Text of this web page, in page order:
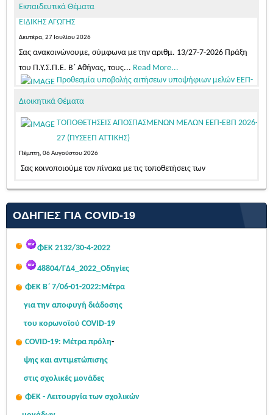
Εκπαιδευτικά Θέματα
Σας ανακοινώνουμε, σύμφωνα με την αριθμ. 13/27-7-2026 Πράξη
Ειδική Αγωγή και Εκπαίδευση, σε εφαρμογή των διατάξεων της παρ.
3 του άρθρου 62 του ν. 4589/2019 (Α΄13)
Κατόπιν της δημοσίευσης της 103542/Ε4/31-07-2026 (ΦΕΚ 39/τ.
ΑΣΕΠ/04-08-2026 – ΑΔΑ: Ψ58446ΝΚΠΔ-03Π)...Read More...
Διοικητικά Θέματα
τοποθέτηση σε κενές οργανικές θέσεις των ΣΜΕΑΕ της ΔΠΕ Β' Αθήνας
έτους 2026
Τρίτη, 07 Απριλίου 2026
την τοποθέτηση σε...Read More...
ΤΟΠΟΘΕΤΗΣΕΙΣ ΑΠΟΣΠΑΣΜΕΝΩΝ ΜΕΛΩΝ ΕΕΠ-ΕΒΠ 2026-
27 (ΠΥΣΕΕΠ ΑΤΤΙΚΗΣ)
Πέμπτη, 06 Αυγούστου 2026
Σας κοινοποιούμε τον πίνακα με τις τοποθετήσεις των
ΟΔΗΓΊΕΣ ΓΙΑ COVID-19
ΦΕΚ 2132/30-4-2022
48804/ΓΔ4_2022_Οδηγίες
ΦΕΚ Β΄ 7/06-01-2022:Μέτρα
για την αποφυγή διάδοσης
του κορωνοϊού COVID-19
COVID-19: Μέτρα πρόλη-
ψης και αντιμετώπισης
στις σχολικές μονάδες
ΦΕΚ - Λειτουργία των σχολικών